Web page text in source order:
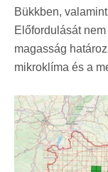
Bükkben,
Előfordulását
magasság
mikroklíma és a